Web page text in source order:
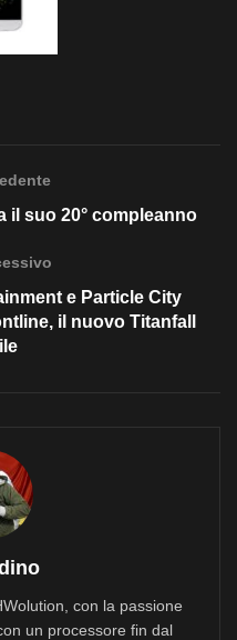
il suo 20° compleanno
e Particle City
il nuovo Titanfall
con la passione
un processore fin dal